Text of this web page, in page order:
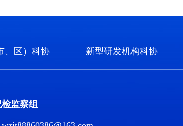
、区）科协 新型研发机构科协
监察组